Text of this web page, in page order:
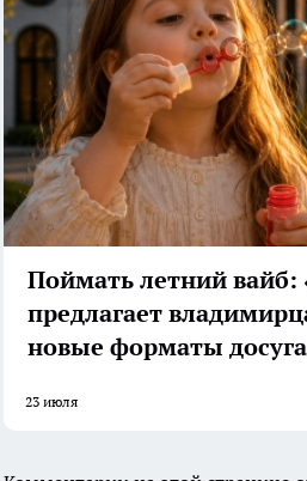
Поймать летний вайб:
предлагает
новые форматы досуга
23 июля